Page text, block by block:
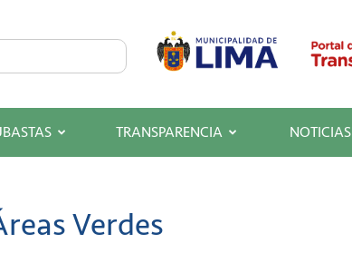
TRANSPARENCIA NOTICIAS
Verdes